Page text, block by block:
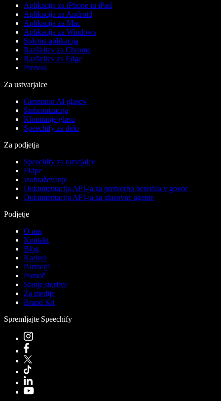
Aplikacija za iPhone in iPad
Aplikacija za Android
Aplikacija za Mac
Aplikacija za Windows
Spletna aplikacija
Razširitev za Chrome
Razširitev za Edge
Prenosi
Za ustvarjalce
Generator AI glasov
Sinhronizacija
Kloniranje glasu
Speechify za delo
Za podjetja
Speechify za razvijalce
Ekipe
Izobraževanje
Dokumentacija API-ja za pretvorbo besedila v govor
Dokumentacija API-ja za glasovne agente
Podjetje
O nas
Kontakt
Blog
Kariera
Partnerji
Pomoč
Stanje storitve
Za medije
Brand Kit
Spremljajte Speechify